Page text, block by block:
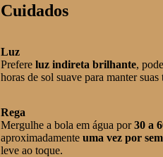
Cuidados
Luz
Prefere luz indireta brilhante,
horas de sol suave para manter
Rega
Mergulhe a bola em água por30 a
aproximadamente uma vez por
leve ao toque.